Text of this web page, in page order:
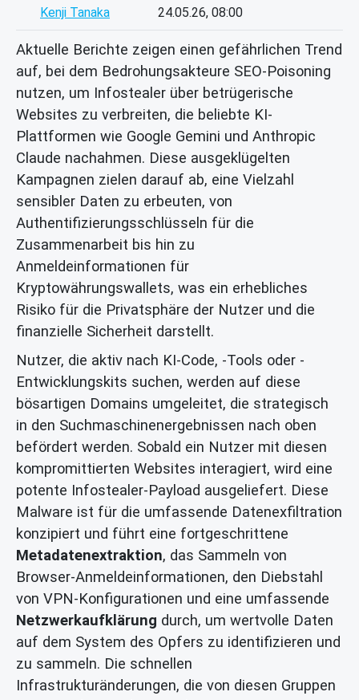
Kenji Tanaka 24.05.26, 08:00
Aktuelle Berichte zeigen einen gefährlichen Trend
auf, bei dem Bedrohungsakteure SEO-Poisoning
nutzen, um Infostealer über betrügerische
Websites zu verbreiten, die beliebte KI-
Plattformen wie Google Gemini und Anthropic
Claude nachahmen. Diese ausgeklügelten
Kampagnen zielen darauf ab, eine Vielzahl
sensibler Daten zu erbeuten, von
Authentifizierungsschlüsseln für die
Zusammenarbeit bis hin zu
Anmeldeinformationen für
Kryptowährungswallets, was ein erhebliches
Risiko für die Privatsphäre der Nutzer und die
finanzielle Sicherheit darstellt.
Nutzer, die aktiv nach KI-Code, -Tools oder -
Entwicklungskits suchen, werden auf diese
bösartigen Domains umgeleitet, die strategisch
in den Suchmaschinenergebnissen nach oben
befördert werden. Sobald ein Nutzer mit diesen
kompromittierten Websites interagiert, wird eine
potente Infostealer-Payload ausgeliefert. Diese
Malware ist für die umfassende Datenexfiltration
konzipiert und führt eine fortgeschrittene
Metadatenextraktion, das Sammeln von
Browser-Anmeldeinformationen, den Diebstahl
von VPN-Konfigurationen und eine umfassende
Netzwerkaufklärung durch, um wertvolle Daten
auf dem System des Opfers zu identifizieren und
zu sammeln. Die schnellen
Infrastrukturänderungen, die von diesen Gruppen